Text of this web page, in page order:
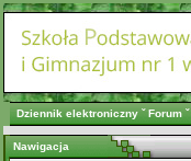
Dziennik elektroniczny ˇForum ˇ
Nawigacja